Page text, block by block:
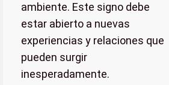
ambiente. Este signo debe
estar abierto a nuevas
experiencias y relaciones que
pueden surgir
inesperadamente.